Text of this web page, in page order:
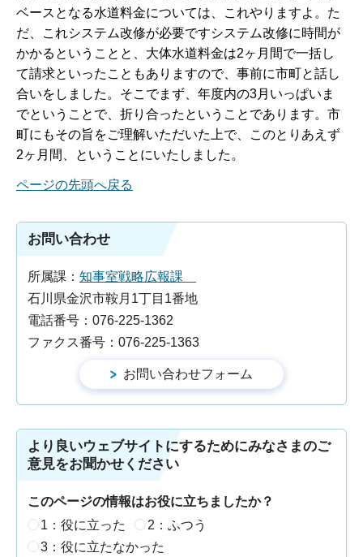
ベースとなる水道料金については、これやりますよ。た
だ、これシステム改修が必要ですシステム改修に時間が
かかるということと、大体水道料金は2ヶ月間で一括し
て請求といったこともありますので、事前に市町と話し
合いをしました。そこでまず、年度内の3月いっぱいま
でということで、折り合ったということであります。市
町にもその旨をご理解いただいた上で、このとりあえず
2ヶ月間、ということにいたしました。
ページの先頭へ戻る
お問い合わせ
所属課： 知事室戦略広報課
石川県金沢市鞍月1丁目1番地
電話番号：076-225-1362
ファクス番号：076-225-1363
より良いウェブサイトにするためにみなさまのご
意見をお聞かせください
このページの情報はお役に立ちましたか？
1：役に立った
2：ふつう
3：役に立たなかった